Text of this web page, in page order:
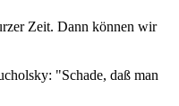
Zeit. Dann können wir
"Schade, daß man